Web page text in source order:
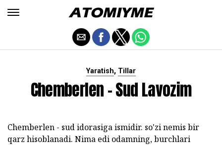
Yaratish, Tillar
Chemberlen - Sud Lavozim
Chemberlen - sud idorasiga ismidir. so'zi nemis bir
qarz hisoblanadi. Nima edi odamning, burchlari